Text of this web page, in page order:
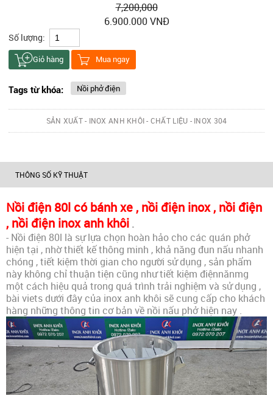
7,200,000
6.900.000 VNĐ
Số lượng:
Giỏ hàng Mua ngay
Tags từ khóa: Nồi phở điện
SẢN XUẤT - INOX ANH KHÔI - CHẤT LIỆU - INOX 304
THÔNG SỐ KỸ THUẬT
Nồi điện 80l có bánh xe , nồi điện inox , nồi điện
, nồi điện inox anh khôi .
- Nồi điện 80l là sự lựa chọn hoàn hảo cho các quán phở
hiện tại , nhờ thiết kế thông minh , khả năng đun nấu nhanh
chóng , tiết kiệm thời gian cho người sử dụng , sản phẩm
này không chỉ thuận tiện cũng như tiết kiệm điệnnănmg
một cách hiệu quả trong quá trình trải nghiệm và sử dụng ,
bài viets dưới đây của inox anh khôi sẽ cung cấp cho khách
hàng những thông tin cơ bản về nồi nấu phở hiện nay .